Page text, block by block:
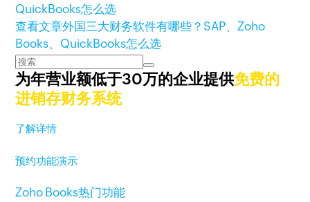
查看文章外国三大财务软件有哪些？SAP、Zoho
Books、QuickBooks怎么选
为年营业额低于30万的企业提供免费的
进销存财务系统
了解详情
预约功能演示
Zoho Books热门功能